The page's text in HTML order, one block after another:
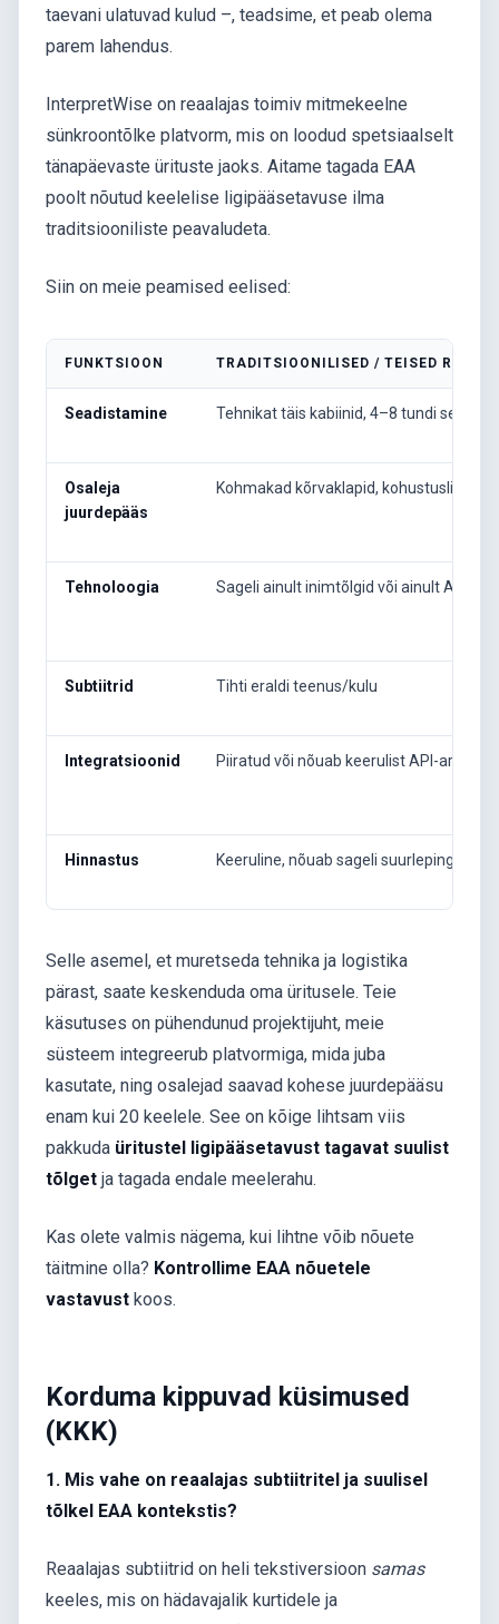
taevani ulatuvad kulud –, teadsime, et peab olema
parem lahendus.
InterpretWise on reaalajas toimiv mitmekeelne
sünkroontõlke platvorm, mis on loodud spetsiaalselt
tänapäevaste ürituste jaoks. Aitame tagada EAA
poolt nõutud keelelise ligipääsetavuse ilma
traditsiooniliste peavaludeta.
Siin on meie peamised eelised:
FUNKTSIOON TRADITSIOONILISED / TEISED RSI-
Seadistamine Tehnikat täis kabiinid, 4–8 tundi
Osaleja
juurdepääs
Kohmakad kõrvaklapid, kohustuslikud
Tehnoloogia Sageli ainult inimtõlgid või ainult AI
Subtiitrid Tihti eraldi teenus/kulu
Integratsioonid Piiratud või nõuab keerulist API-
Hinnastus Keeruline, nõuab sageli suurlepinguid
Selle asemel, et muretseda tehnika ja logistika
pärast, saate keskenduda oma üritusele. Teie
käsutuses on pühendunud projektijuht, meie
süsteem integreerub platvormiga, mida juba
kasutate, ning osalejad saavad kohese juurdepääsu
enam kui 20 keelele. See on kõige lihtsam viis
pakkuda üritustel ligipääsetavust tagavat suulist
tõlget ja tagada endale meelerahu.
Kas olete valmis nägema, kui lihtne võib nõuete
täitmine olla? Kontrollime EAA nõuetele
vastavust koos.
Korduma kippuvad küsimused
(KKK)
1. Mis vahe on reaalajas subtiitritel ja suulisel
tõlkel EAA kontekstis?
Reaalajas subtiitrid on heli tekstiversioon samas
keeles, mis on hädavajalik kurtidele ja